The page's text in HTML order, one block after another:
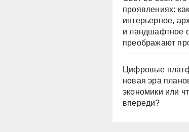
проявлениях: как
интерьерное,
и ландшафтное
преображают
Цифровые
новая эра
экономики или
впереди?